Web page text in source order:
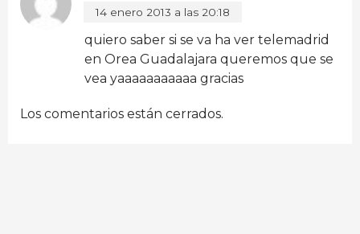
14 enero 2013 a las 20:18
quiero saber si se va ha ver telemadrid
en Orea Guadalajara queremos que se
vea yaaaaaaaaaaa gracias
Los comentarios están cerrados.